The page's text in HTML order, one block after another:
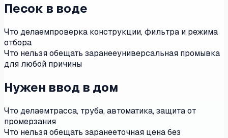
Песок в воде
Что делаемпроверка конструкции, фильтра и режима
отбора
Что нельзя обещать заранееуниверсальная промывка
для любой причины
Нужен ввод в дом
Что делаемтрасса, труба, автоматика, защита от
промерзания
Что нельзя обещать заранееточная цена без